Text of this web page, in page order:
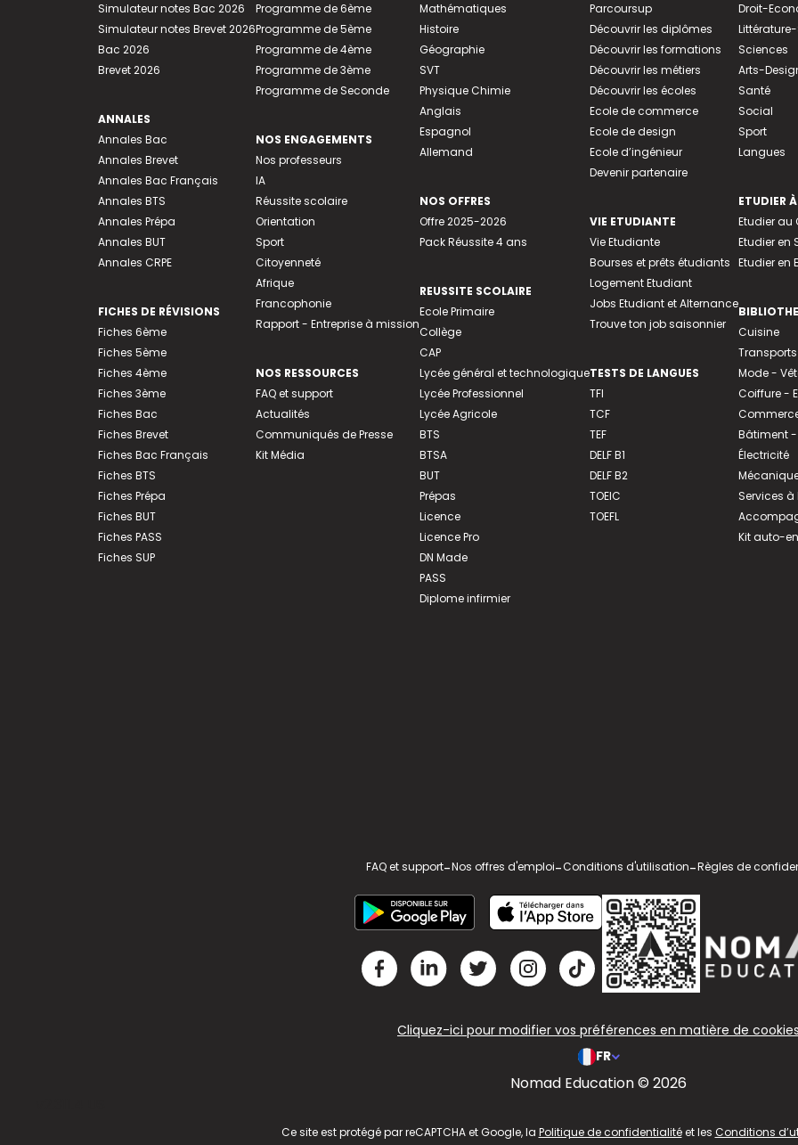
Simulateur notes Bac 2026
Simulateur notes Brevet 2026
Bac 2026
Brevet 2026
ANNALES
Annales Bac
Annales Brevet
Annales Bac Français
Annales BTS
Annales Prépa
Annales BUT
Annales CRPE
FICHES DE RÉVISIONS
Fiches 6ème
Fiches 5ème
Fiches 4ème
Fiches 3ème
Fiches Bac
Fiches Brevet
Fiches Bac Français
Fiches BTS
Fiches Prépa
Fiches BUT
Fiches PASS
Fiches SUP
Programme de 6ème
Programme de 5ème
Programme de 4ème
Programme de 3ème
Programme de Seconde
NOS ENGAGEMENTS
Nos professeurs
IA
Réussite scolaire
Orientation
Sport
Citoyenneté
Afrique
Francophonie
Rapport - Entreprise à mission
NOS RESSOURCES
FAQ et support
Actualités
Communiqués de Presse
Kit Média
Mathématiques
Histoire
Géographie
SVT
Physique Chimie
Anglais
Espagnol
Allemand
NOS OFFRES
Offre 2025-2026
Pack Réussite 4 ans
REUSSITE SCOLAIRE
Ecole Primaire
Collège
CAP
Lycée général et technologique
Lycée Professionnel
Lycée Agricole
BTS
BTSA
BUT
Prépas
Licence
Licence Pro
DN Made
PASS
Diplome infirmier
Parcoursup
Découvrir les diplômes
Découvrir les formations
Découvrir les métiers
Découvrir les écoles
Ecole de commerce
Ecole de design
Ecole d’ingénieur
Devenir partenaire
VIE ETUDIANTE
Vie Etudiante
Bourses et prêts étudiants
Logement Etudiant
Jobs Etudiant et Alternance
Trouve ton job saisonnier
TESTS DE LANGUES
TFI
TCF
TEF
DELF B1
DELF B2
TOEIC
TOEFL
Droit-
Sciences
Arts-
Santé
Social
Sport
Langues
ETUDIER
Etudier
Etudier en
Etudier en
Cuisine
Transports
Mode -
Coiffure -
Bâtiment
Électricité
Services
Kit auto-
FAQ et support-Nos offres d'emploi-Conditions d'utilisation-Règles de
Cliquez-ici pour modifier vos préférences en matière de
FR
Nomad Education © 2026
Ce site est protégé par reCAPTCHA et Google, la Politique de confidentialitéet les Conditions